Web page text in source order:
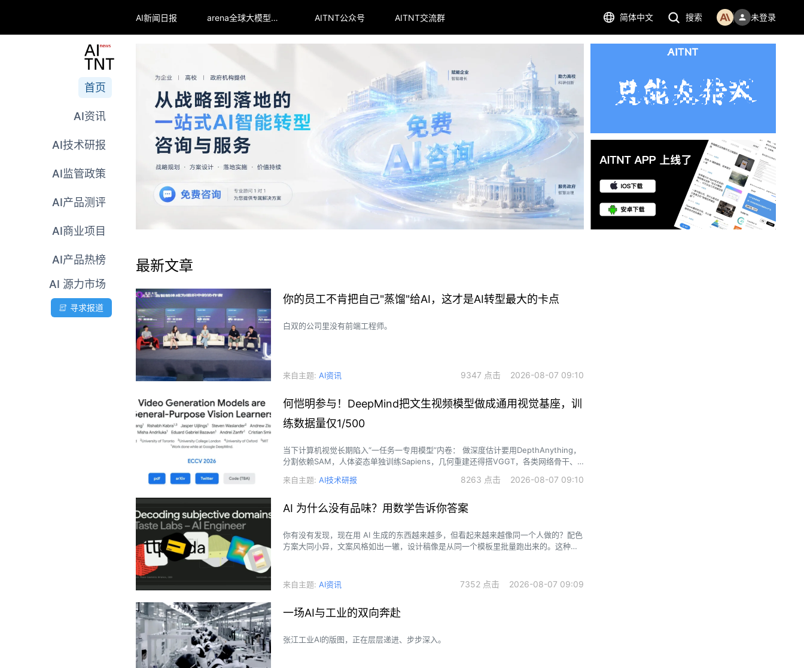
AI新闻日报 arena全球大模型排行榜 AITNT公众号 AITNT交流群 简体中文 搜索 未登录
首页
AI资讯
AI技术研报
AI监管政策
AI产品测评
AI商业项目
AI产品热榜
AI 源力市场
寻求报道
最新文章
你的员工不肯把自己"蒸馏"给AI，这才是AI转型最大的卡点
白双的公司里没有前端工程师。
来自主题: AI资讯 9347 点击 2026-08-07 09:10
何恺明参与！DeepMind把文生视频模型做成通用视觉基座，训
练数据量仅1/500
当下计算机视觉长期陷入“一任务一专用模型”内卷： 做深度估计要用DepthAnything，
分割依赖SAM，人体姿态单独训练Sapiens，几何重建还得搭VGGT，各类网络骨干、
来自主题: AI技术研报 8263 点击 2026-08-07 09:10
AI 为什么没有品味？用数学告诉你答案
你有没有发现，现在用 AI 生成的东西越来越多，但看起来越来越像同一个人做的？配色
方案大同小异，文案风格如出一辙，设计稿像是从同一个模板里批量跑出来的。这种感
来自主题: AI资讯 7352 点击 2026-08-07 09:09
一场AI与工业的双向奔赴
张江工业AI的版图，正在层层递进、步步深入。